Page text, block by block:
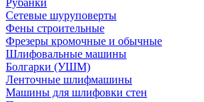
Рубанки
Сетевые шуруповерты
Фены строительные
Фрезеры кромочные и обычные
Шлифовальные машины
Болгарки (УШМ)
Ленточные шлифмашины
Машины для шлифовки стен